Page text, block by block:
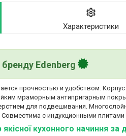
Характеристики
Edenberg
прочностью и удобством.
мраморным антипригарным
для подвешивания.
с индукционными
якісної кухонного начиння